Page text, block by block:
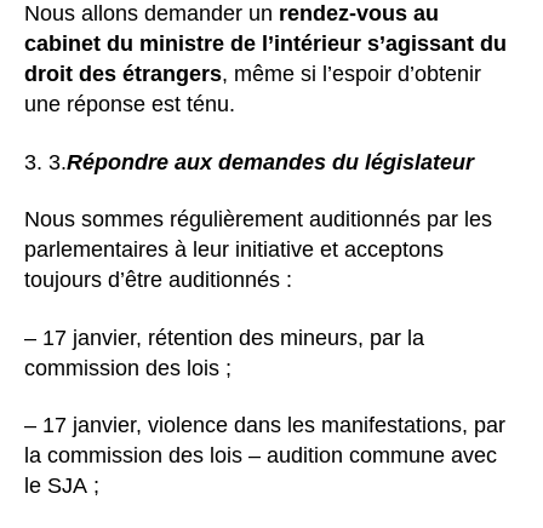
Nous allons demander un rendez-vous au
cabinet du ministre de l’intérieur s’agissant du
droit des étrangers, même si l’espoir d’obtenir
une réponse est ténu.
3.Répondre aux demandes du législateur
Nous sommes régulièrement auditionnés par les
parlementaires à leur initiative et acceptons
toujours d’être auditionnés :
– 17 janvier, rétention des mineurs, par la
commission des lois ;
– 17 janvier, violence dans les manifestations, par
la commission des lois – audition commune avec
le SJA ;